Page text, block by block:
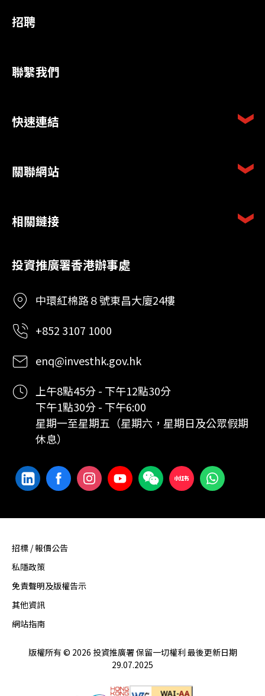
招聘
聯繫我們
快速連結
關聯網站
相關鏈接
投資推廣署香港辦事處
中環紅棉路８號東昌大廈24樓
+852 3107 1000
enq@investhk.gov.hk
上午8點45分 - 下午12點30分
下午1點30分 - 下午6:00
星期一至星期五（星期六，星期日及公眾假期
休息）
招標 / 報價公告
私隱政策
免責聲明及版權告示
其他資訊
網站指南
版權所有 © 2026 投資推廣署 保留一切權利 最後更新日期
29.07.2025